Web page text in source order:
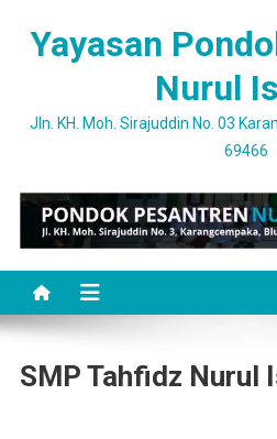
Yayasan
Nurul
Jln. KH. Moh. Sirajuddin No. 03
69466
SMP Tahfidz Nurul